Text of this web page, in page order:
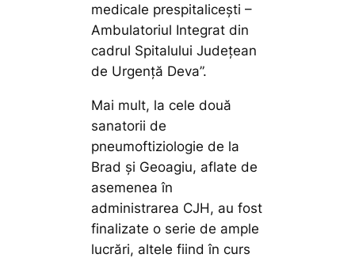
medicale prespitalicești –
Ambulatoriul Integrat din
cadrul Spitalului Județean
de Urgență Deva”.
Mai mult, la cele două
sanatorii de
pneumoftiziologie de la
Brad și Geoagiu, aflate de
asemenea în
administrarea CJH, au fost
finalizate o serie de ample
lucrări, altele fiind în curs